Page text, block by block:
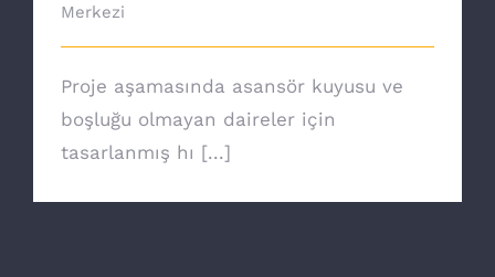
Merkezi
Proje aşamasında asansör kuyusu ve
boşluğu olmayan daireler için
tasarlanmış hı [...]